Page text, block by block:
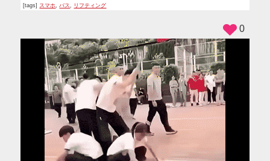
[tags] スマホ,バス, リフティング
0